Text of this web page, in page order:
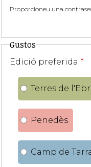
Proporcioneu una
Gustos
Edició preferida *
Terres de
Penedès
Camp de